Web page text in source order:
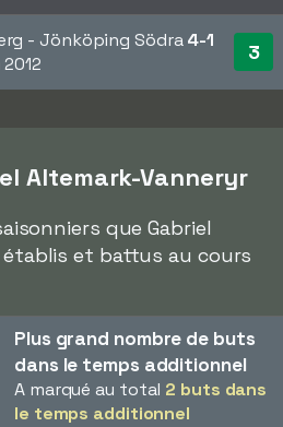
- Jönköping Södra4-1 3
Altemark-Vanneryr
que Gabriel
établis et battus au cours
Plus grand nombre de buts
dans le temps additionnel
A marqué au total 2 buts dans
le temps additionnel